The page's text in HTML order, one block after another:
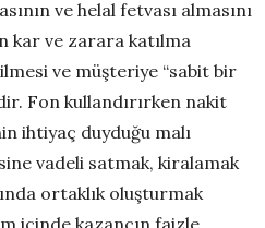
ve helal fetvası almasını
kar ve zarara katılma
ve müşteriye “sabit bir
Fon kullandırırken nakit
ihtiyaç duyduğu malı
vadeli satmak, kiralamak
ortaklık oluşturmak